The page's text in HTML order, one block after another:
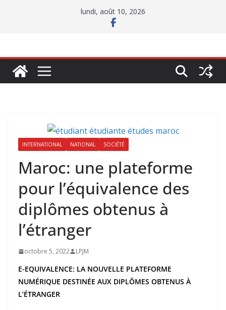
lundi, août 10, 2026
INTERNATIONAL NATIONAL SOCIÉTÉ
Maroc: une plateforme
pour l’équivalence des
diplômes obtenus à
l’étranger
octobre 5, 2022 LPJM
E-EQUIVALENCE: LA NOUVELLE PLATEFORME
NUMÉRIQUE DESTINÉE AUX DIPLÔMES OBTENUS À
L’ÉTRANGER